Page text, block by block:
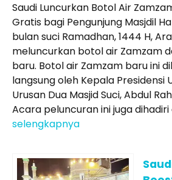
Saudi Luncurkan Botol Air
Gratis bagi Pengunjung Masjdil
bulan suci Ramadhan, 1444 H,
meluncurkan botol air Zamzam
baru. Botol air Zamzam baru ini
langsung oleh Kepala Presidensi
Urusan Dua Masjid Suci, Abdul
Acara peluncuran ini juga dihadiri
selengkapnya